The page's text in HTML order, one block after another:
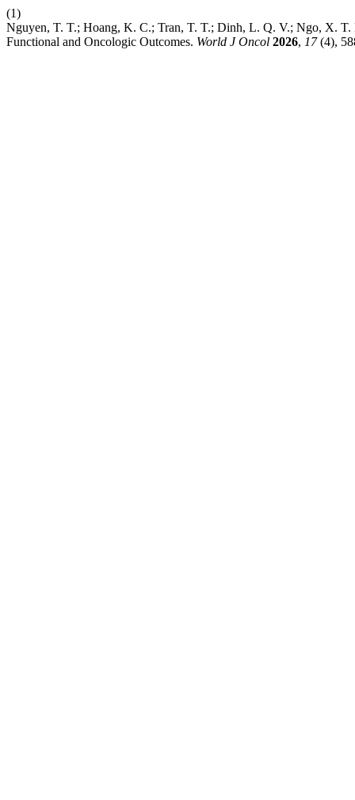
(1)
Nguyen, T. T.; Hoang, K. C.; Tran, T. T.; Dinh, L. Q. V.; Ngo, X.
Functional and Oncologic Outcomes. World J Oncol 2026, 17(4),